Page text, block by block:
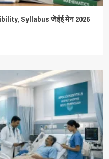
Syllabus जेईई मेन 2026